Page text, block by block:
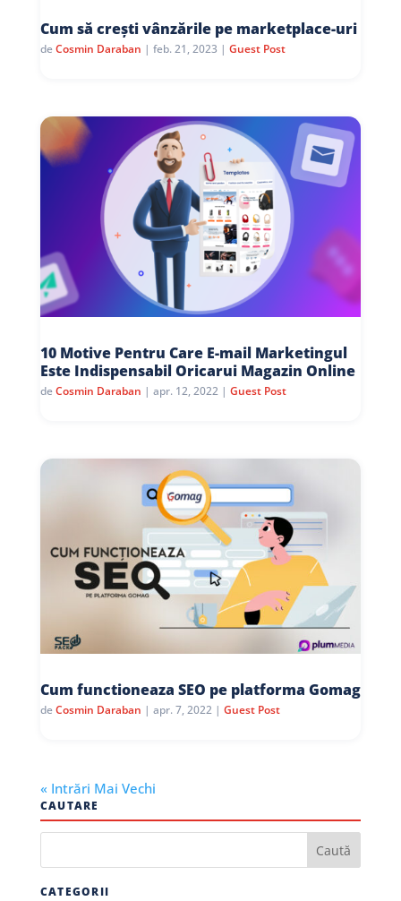
Cum să crești vânzările pe marketplace-uri
deCosmin Daraban | feb. 21, 2023 | Guest Post
10 Motive Pentru Care E-mail Marketingul
Este Indispensabil Oricarui Magazin Online
deCosmin Daraban | apr. 12, 2022| Guest Post
Cum functioneaza SEO pe platforma Gomag
deCosmin Daraban | apr. 7, 2022| Guest Post
« Intrări Mai Vechi
CAUTARE
CATEGORII